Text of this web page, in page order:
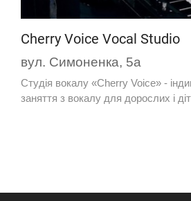
Cherry Voice Vocal Studio
вул. Симоненка, 5а
Студія вокалу «Cherry Voice» -
заняття з вокалу для дорослих і